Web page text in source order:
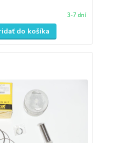
3-7 dní
do košíka